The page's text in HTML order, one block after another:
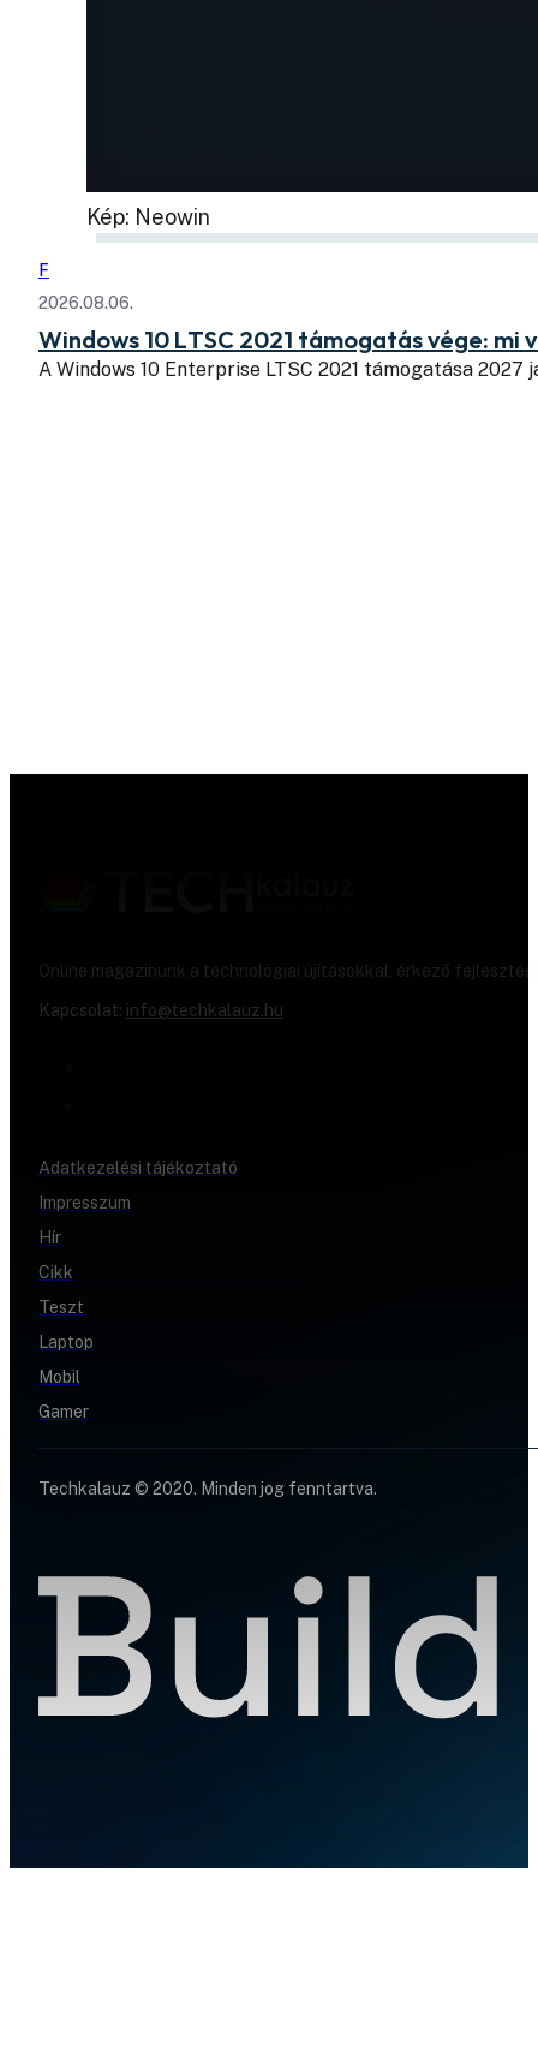
Kép: Neowin
F
2026.08.06.
Windows 10 LTSC 2021 támogatás vége: mi
A Windows 10 Enterprise LTSC 2021 támogatása 2027
Online magazinunk a technológiai újításokkal, érkező
Kapcsolat: info@techkalauz.hu
Adatkezelési tájékoztató
Impresszum
Hír
Cikk
Teszt
Laptop
Mobil
Gamer
Techkalauz © 2020. Minden jog fenntartva.